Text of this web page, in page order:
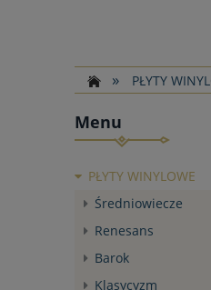
»
PŁYTY
Menu
PŁYTY WINYLOWE
Średniowiecze
Renesans
Barok
Klasycyzm